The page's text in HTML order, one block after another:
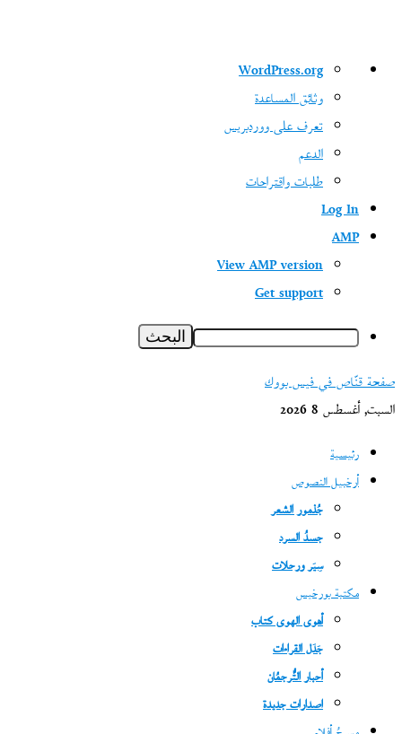
ووردبريس
WordPress.org
وثائق المساعدة
تعرف على ووردبريس
الدعم
طلبات واقتراحات
Log In
AMP
View AMP version
Get support
البحث
صفحة قنّاص في فيس بووك
السبت, أغسطس 8 2026
رئيسية
أرخبيل النصوص
جُذمور الشعر
جسدُ السرد
سِيَر ورحلات
مكتبة بورخيس
أهوى الهوى كتاب
جَدَل القراءات
أحبار التُّرجمُان
اصدارات جديدة